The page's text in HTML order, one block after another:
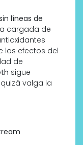
líneas de
cargada de
los efectos del
de
sigue
valga la